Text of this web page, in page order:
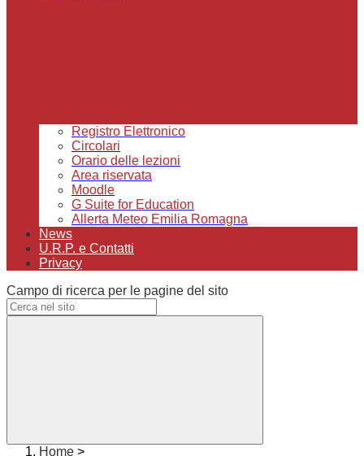
Registro Elettronico
Circolari
Orario delle lezioni
Area riservata
Moodle
G Suite for Education
Allerta Meteo Emilia Romagna
News
U.R.P. e Contatti
Privacy
Campo di ricerca per le pagine del sito
Home >